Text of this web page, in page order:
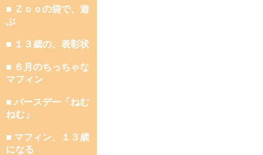
■ Ｚｏｏの袋で、遊
ぶ
■ １３歳の、表彰状
■ ６月のちっちゃな
マフィン
■ バースデー「ねむ
ねむ」
■ マフィン、１３歳
になる